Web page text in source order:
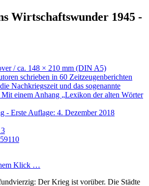
Wirtschaftswunder 1945 -
/ ca. 148 × 210 mm (DIN A5)
schrieben in 60 Zeitzeugenberichten
Nachkriegszeit und das sogenannte
Mit einem Anhang
Lexikon der alten Wörter
- Erste Auflage: 4. Dezember 2018
Klick …
Der Krieg ist vorüber. Die Städte